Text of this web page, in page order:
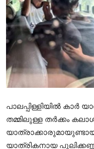
Health
Cinema
Crime
Gulf
പാലപ്പിള്ളിയിൽ കാർ
തമ്മിലുള്ള തർക്കം
യാത്രികനായ